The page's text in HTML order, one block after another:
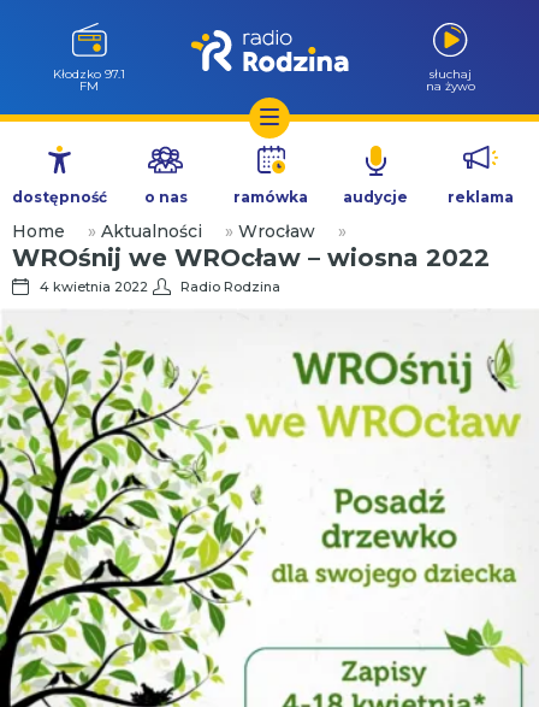
Przejdź
treści
Wołów 99.6
FM
słuchaj
na żywo
dostępność o nas ramówka audycje reklama
Home » Aktualności » Wrocław »
WROśnij we WROcław – wiosna 2022
4 kwietnia 2022 Radio Rodzina